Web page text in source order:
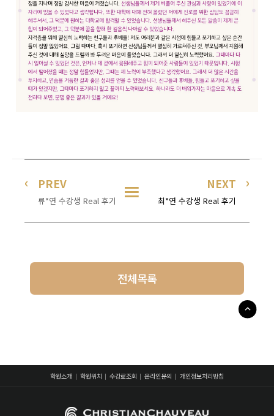
PREV
류*연 수강생 Real 후기
NEXT
최*연 수강생 Real 후기
전체목록
학원소개 학원위치 수강료조회 온라인문의 개인정보처리방침